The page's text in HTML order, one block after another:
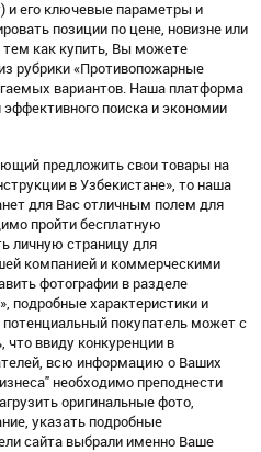
и его ключевые параметры и
позиции по цене, новизне или
тем как купить, Вы можете
рубрики «Противопожарные
вариантов. Наша платформа
поиска и экономии
предложить свои товары на
в Узбекистане», то наша
для Вас отличным полем для
пройти бесплатную
личную страницу для
компанией и коммерческими
фотографии в разделе
подробные характеристики и
покупатель может с
что ввиду конкуренции в
всю информацию о Ваших
необходимо преподнести
оригинальные фото,
указать подробные
сайта выбрали именно Ваше